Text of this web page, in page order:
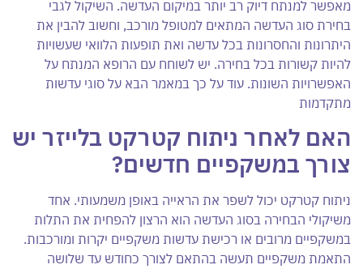
מאפשר למנתח דיוק רב יותר במיקום העדשה. השיקול לגבי
בחירת סוג העדשה המתאים למטופל מורכב, וחשוב להבין את
היתרונות והחסרונות בכל עדשה ואת תופעות הלוואי שעשויות
להיות קשורות בכל בחירה. יש לשוחח עם הרופא המנתח על
האפשרויות השונות. עוד על כך במאמר הבא על סוגי עדשות
מתקדמות
האם לאחר ניתוח קטרקט בלייזר יש
צורך במשקפיים חדשים?
ניתוח קטרקט יכול לשפר את הראייה באופן משמעותי. אחד
משיקולי הבחירה בסוג העדשה הוא הרצון להפחית את התלות
במשקפיים מרובים או רכישת עדשות משקפיים יקרות ומורכבות.
התאמת משקפיים תעשה בהתאם לצורך כחודש עד שלושה